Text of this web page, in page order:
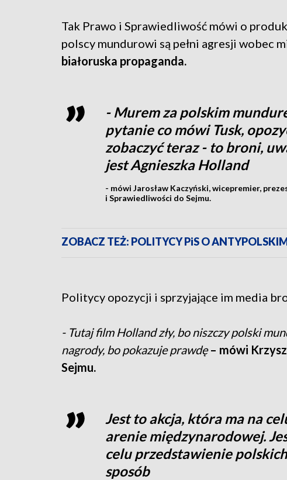
Tak Prawo i Sprawiedliwość mówi o
polscy mundurowi są pełni agresji wobec
białoruska propaganda.
- Murem za polskim
pytanie co mówi Tusk,
zobaczyć teraz - to broni,
jest Agnieszka Holland
- mówi Jarosław Kaczyński, wicepremier,
i Sprawiedliwości do Sejmu.
ZOBACZ TEŻ: POLITYCY PiS O
Politycy opozycji i sprzyjające im media
- Tutaj film Holland zły, bo niszczy polski
nagrody, bo pokazuje prawdę– mówi
Sejmu.
Jest to akcja, która ma na
arenie międzynarodowej.
celu przedstawienie
sposób